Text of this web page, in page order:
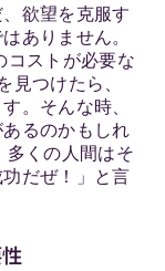
欲望を克服す
ありません。
コストが必要な
つけたら、
。そんな時、
るのかもしれ
多くの人間はそ
だぜ！」と言